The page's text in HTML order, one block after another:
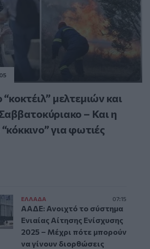
“κοκτέιλ” μελτεμιών και
– Και η
για φωτιές
ΕΛΛAΔΑ 07:15
ΑΑΔΕ: Ανοιχτό το σύστημα
Ενιαίας Αίτησης Ενίσχυσης
2025 – Μέχρι πότε μπορούν
να γίνουν διορθώσεις